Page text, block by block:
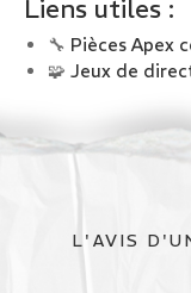
Liens utiles :
🔧 Pièces Apex
🧩 Jeux de
L'AVIS